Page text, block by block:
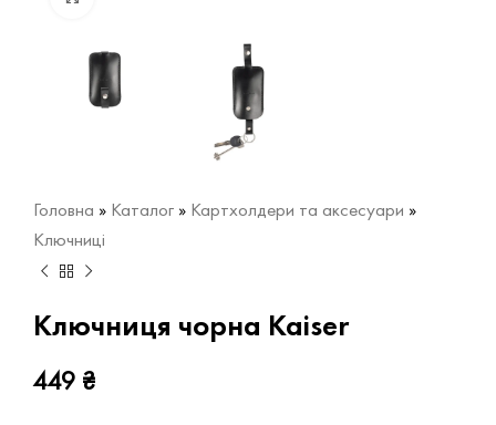
Головна » Каталог » Картхолдери та аксесуари »
Ключниці
Ключниця чорна Kaiser
449 ₴